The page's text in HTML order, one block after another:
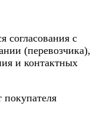
согласования с
(перевозчика),
и контактных
покупателя